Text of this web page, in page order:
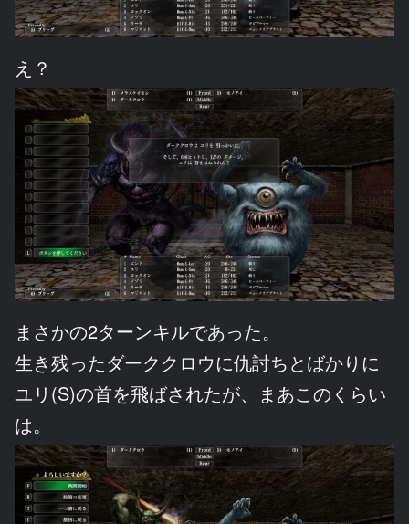
え？
まさかの2ターンキルであった。
生き残ったダーククロウに仇討ちとばかりに
ユリ(S)の首を飛ばされたが、まあこのくらい
は。